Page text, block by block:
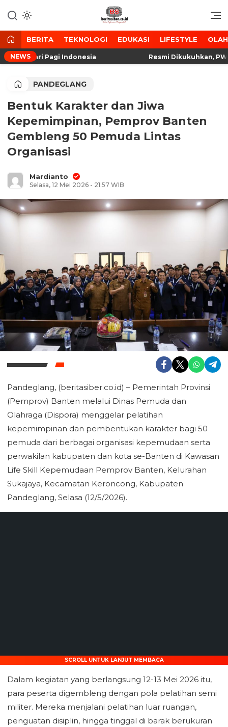
ke
konten
BeritaSiber.co.id
Media Tanggap Dan Akurat
BERITA TEKNOLOGI EDUKASI LIFESTYLE
NEWSPagi Indonesia Resmi Dikukuhkan, PW
PANDEGLANG
Bentuk Karakter dan Jiwa
Kepemimpinan, Pemprov Banten
Gembleng 50 Pemuda Lintas
Organisasi
Mardianto
Selasa, 12 Mei 2026 - 21:57 WIB
Pandeglang, (beritasiber.co.id) – Pemerintah Provinsi
(Pemprov) Banten melalui Dinas Pemuda dan
Olahraga (Dispora) menggelar pelatihan
kepemimpinan dan pembentukan karakter bagi 50
pemuda dari berbagai organisasi kepemudaan serta
perwakilan kabupaten dan kota se-Banten di Kawasan
Life Skill Kepemudaan Pemprov Banten, Kelurahan
Sukajaya, Kecamatan Keroncong, Kabupaten
Pandeglang, Selasa (12/5/2026).
SCROLL UNTUK LANJUT MEMBACA
Dalam kegiatan yang berlangsung 12-13 Mei 2026 itu,
para peserta digembleng dengan pola pelatihan semi
militer. Mereka menjalani pelatihan luar ruangan,
penguatan disiplin, hingga tinggal di barak berukuran